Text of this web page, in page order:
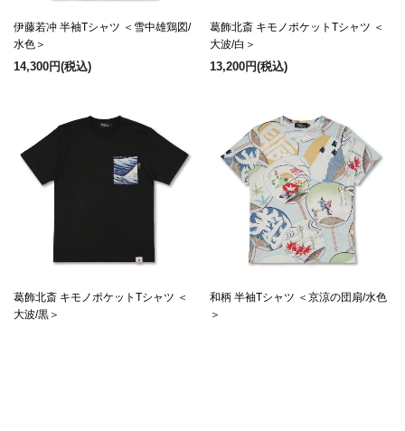
伊藤若冲 半袖Tシャツ ＜雪中雄鶏図/
水色＞
14,300円(税込)
葛飾北斎 キモノポケットTシャツ ＜
大波/白＞
13,200円(税込)
葛飾北斎 キモノポケットTシャツ ＜
大波/黒＞
和柄 半袖Tシャツ ＜京涼の団扇/水色
＞